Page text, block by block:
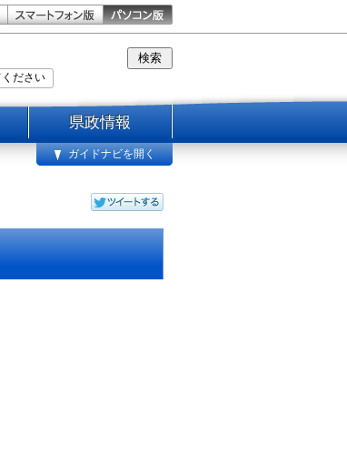
県政情報
ガイドナビを開く